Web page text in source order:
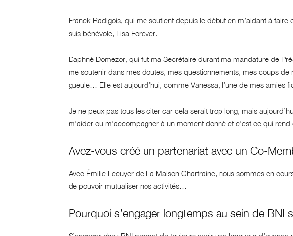
Franck Radigois, qui me soutient depuis le début en m’aidant à faire
suis bénévole, Lisa Forever.
Daphné Domezor, qui fut ma Secrétaire durant ma mandature de
me soutenir dans mes doutes, mes questionnements, mes coups
gueule… Elle est aujourd’hui, comme Vanessa, l’une de mes amies
Je ne peux pas tous les citer car cela serait trop long, mais
m’aider ou m’accompagner à un moment donné et c’est ce qui
Avez-vous créé un partenariat avec un Co-
Avec Émilie Lecuyer de La Maison Chartraine, nous sommes en
de pouvoir mutualiser nos activités…
Pourquoi s’engager longtemps au sein de BNI